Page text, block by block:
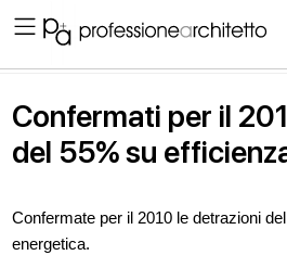
Confermati per il
del 55% su
Confermate per il 2010 le detrazioni
energetica.